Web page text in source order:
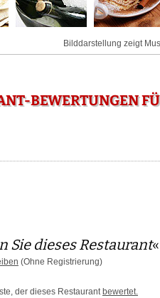
Bilddarstellung zeigt
BEWERTUNGEN
Sie dieses Restaurant«
(Ohne Registrierung)
der dieses Restaurant bewertet.